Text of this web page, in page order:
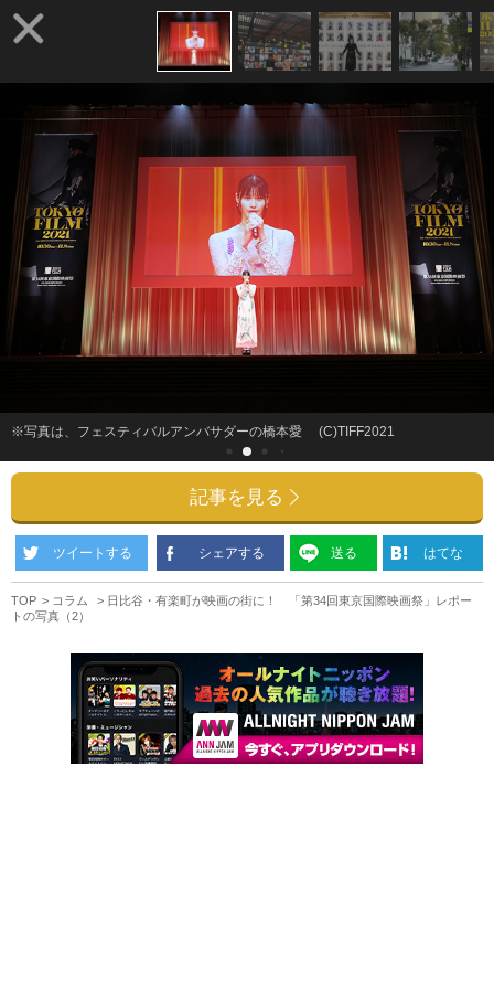
※写真は、フェスティバルアンバサダーの橋本愛 (C)TIFF2021
記事を見る
ツイートする シェアする 送る はてな
TOP コラム
日比谷・有楽町が映画の街に！ 「第34回東京国際映画祭」レポー
トの写真（2）